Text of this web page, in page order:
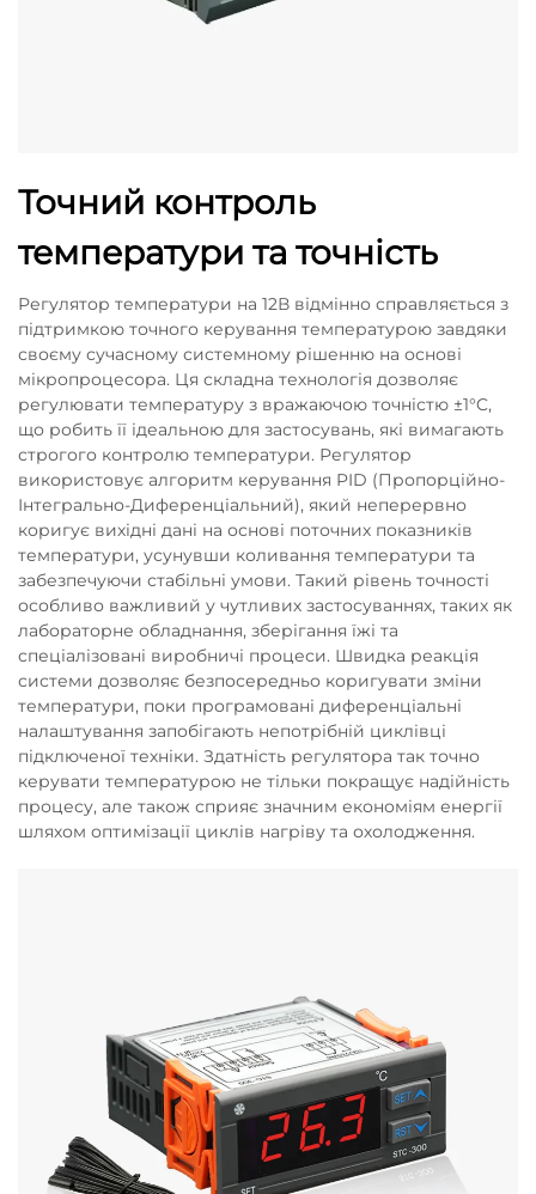
Точний контроль
температури та точність
Регулятор температури на 12В відмінно справляється з
підтримкою точного керування температурою завдяки
своєму сучасному системному рішенню на основі
мікропроцесора. Ця складна технологія дозволяє
регулювати температуру з вражаючою точністю ±1°C,
що робить її ідеальною для застосувань, які вимагають
строгого контролю температури. Регулятор
використовує алгоритм керування PID (Пропорційно-
Інтегрально-Диференціальний), який неперервно
коригує вихідні дані на основі поточних показників
температури, усунувши коливання температури та
забезпечуючи стабільні умови. Такий рівень точності
особливо важливий у чутливих застосуваннях, таких як
лабораторне обладнання, зберігання їжі та
спеціалізовані виробничі процеси. Швидка реакція
системи дозволяє безпосередньо коригувати зміни
температури, поки програмовані диференціальні
налаштування запобігають непотрібній циклівці
підключеної техніки. Здатність регулятора так точно
керувати температурою не тільки покращує надійність
процесу, але також сприяє значним економіям енергії
шляхом оптимізації циклів нагріву та охолодження.